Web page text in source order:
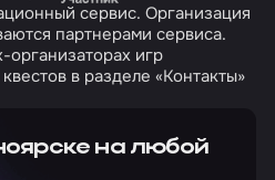
сервис. Организация
партнерами сервиса.
игр
в разделе «Контакты»
на любой